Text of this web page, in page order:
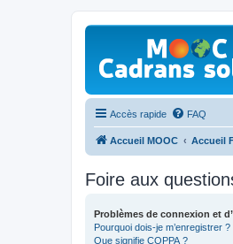
Accès rapide FAQ
Accueil MOOC Accueil
Foire aux
Problèmes de connexion et
Pourquoi dois-je m’enregistrer ?
Que signifie COPPA ?